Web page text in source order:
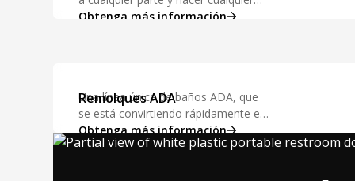
cosa, con las comodidades del baño
Obtenga más información
Remolques ADA
Una línea única de baños ADA, que
se está convirtiendo rápidamente en
el nuevo estándar de excelencia
debido a la facilidad de configuración
Obtenga más información